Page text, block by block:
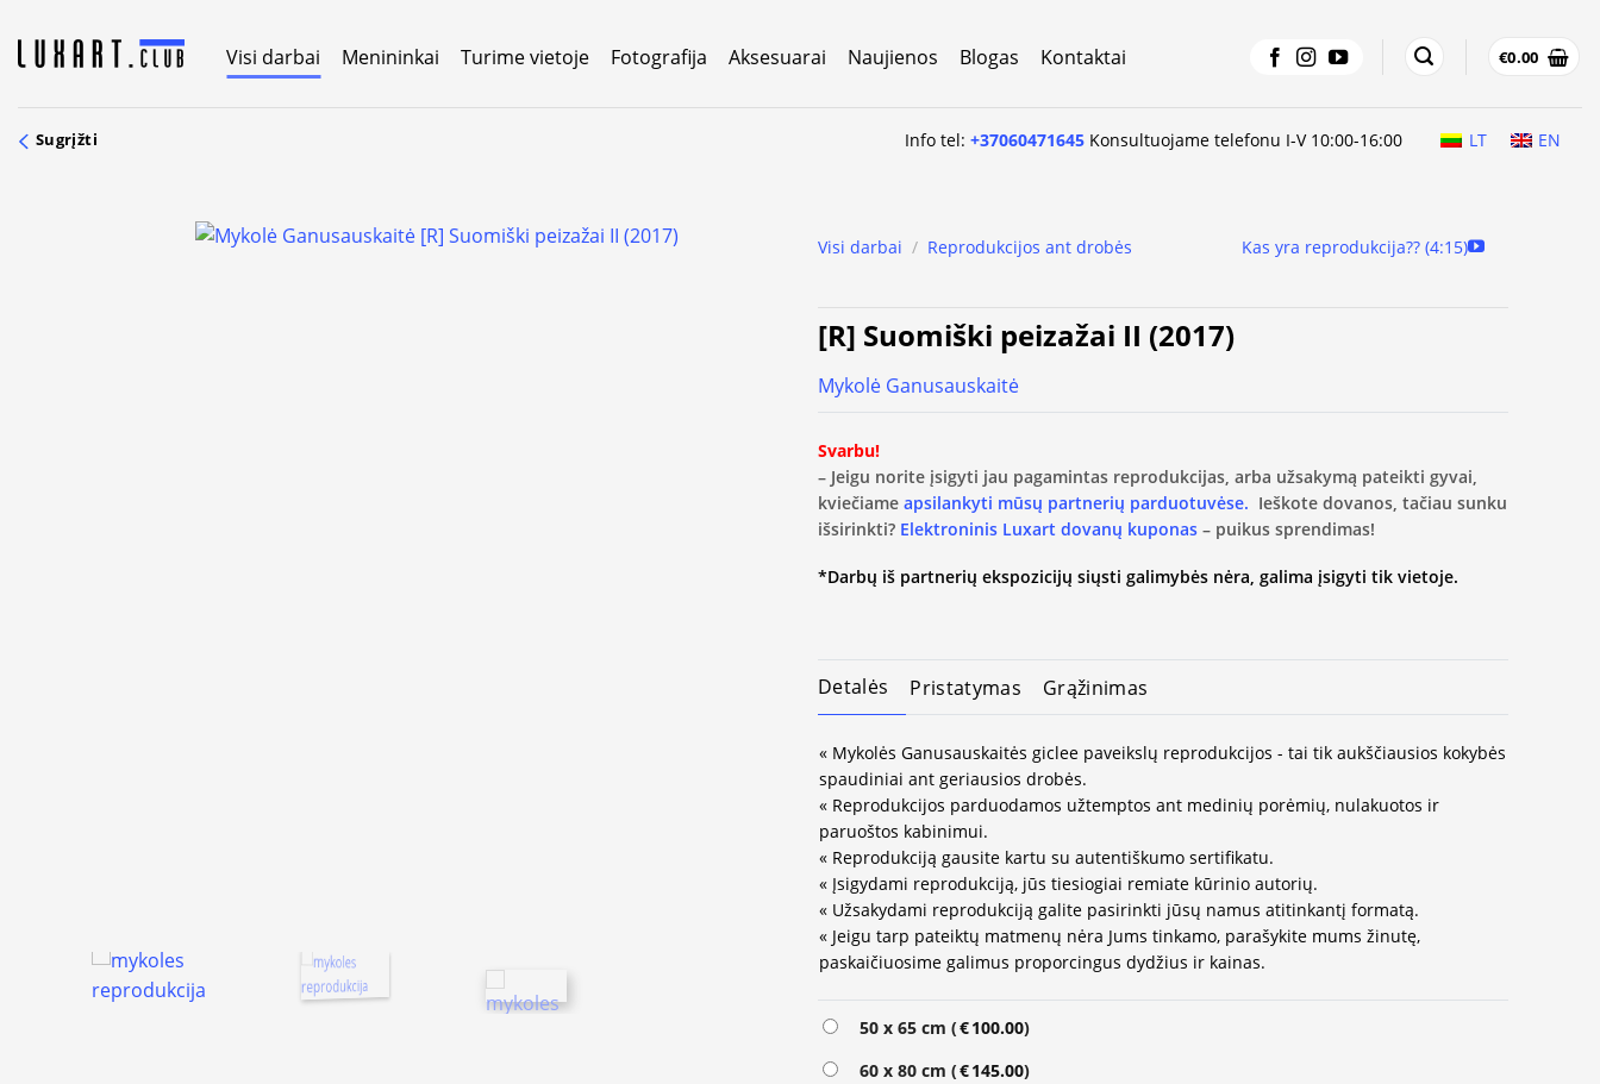
content
Visi darbai Menininkai Turime vietoje Fotografija Aksesuarai Naujienos Blogas Kontaktai €0.00
Sugrįžti Info tel:+37060471645 Konsultuojame telefonu I-V 10:00-16:00 LT EN
Visi darbai / Reprodukcijos ant drobės Kas yra reprodukcija?? (4:15)
[R] Suomiški peizažai II (2017)
Mykolė Ganusauskaitė
Svarbu!
– Jeigu norite įsigyti jau pagamintas reprodukcijas, arba užsakymą pateikti gyvai,
kviečiame apsilankyti mūsų partnerių parduotuvėse. Ieškote dovanos, tačiau sunku
išsirinkti? Elektroninis Luxart dovanų kuponas – puikus sprendimas!
*Darbų iš partnerių ekspozicijų siųsti galimybės nėra, galima įsigyti tik vietoje.
Detalės Pristatymas Grąžinimas
« Mykolės Ganusauskaitės giclee paveikslų reprodukcijos - tai tik aukščiausios kokybės
spaudiniai ant geriausios drobės.
« Reprodukcijos parduodamos užtemptos ant medinių porėmių, nulakuotos ir
paruoštos kabinimui.
« Reprodukciją gausite kartu su autentiškumo sertifikatu.
« Įsigydami reprodukciją, jūs tiesiogiai remiate kūrinio autorių.
« Užsakydami reprodukciją galite pasirinkti jūsų namus atitinkantį formatą.
« Jeigu tarp pateiktų matmenų nėra Jums tinkamo, parašykite mums žinutę,
paskaičiuosime galimus proporcingus dydžius ir kainas.
50 x 65 cm (€100.00)
60 x 80 cm (€145.00)
Alternative: